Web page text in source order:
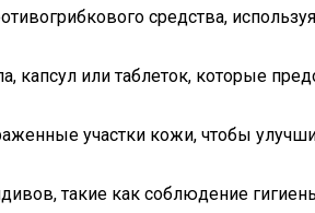
средства,
капсул или таблеток, которые
участки кожи, чтобы
такие как соблюдение